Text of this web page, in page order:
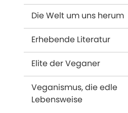
Die Welt um uns herum
Erhebende Literatur
Elite der Veganer
Veganismus, die edle
Lebensweise